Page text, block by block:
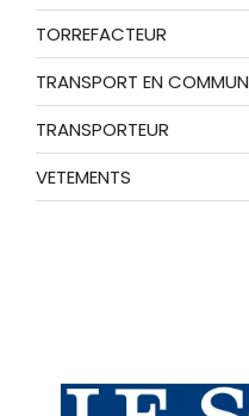
TORREFACTEUR
TRANSPORT EN COMMUN
TRANSPORTEUR
VETEMENTS